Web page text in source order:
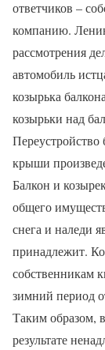
ответчиков –
компанию.
рассмотрения
автомобиль
козырька
козырьки над
Переустройство
крыши
Балкон и
общего
снега и наледи
принадлежит.
собственникам
зимний период
Таким образом,
результате